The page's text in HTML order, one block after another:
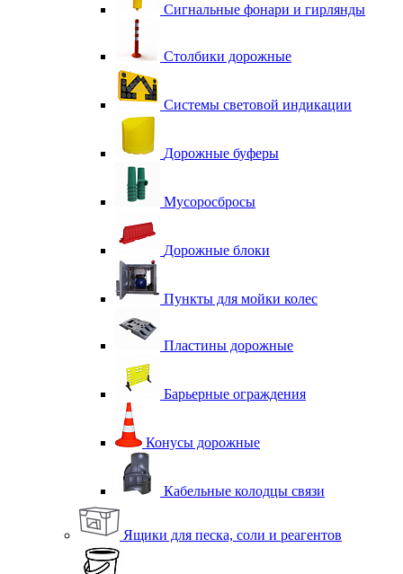
Сигнальные фонари и гирлянды
Столбики дорожные
Системы световой индикации
Дорожные буферы
Мусоросбросы
Дорожные блоки
Пункты для мойки колес
Пластины дорожные
Барьерные ограждения
Конусы дорожные
Кабельные колодцы связи
Ящики для песка, соли и реагентов